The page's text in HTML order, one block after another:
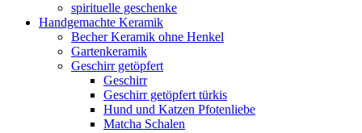
spirituelle geschenke
Handgemachte Keramik
Becher Keramik ohne Henkel
Gartenkeramik
Geschirr getöpfert
Geschirr
Geschirr getöpfert türkis
Hund und Katzen Pfotenliebe
Matcha Schalen